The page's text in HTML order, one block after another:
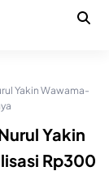
Yakin Wawama-
Yakin
Rp300